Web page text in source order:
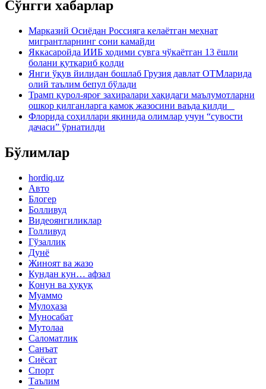
Сўнгги хабарлар
Марказий Осиёдан Россияга келаётган меҳнат
мигрантларнинг сони камайди
Яккасаройда ИИБ ходими сувга чўкаётган 13 ёшли
болани қутқариб қолди
Янги ўқув йилидан бошлаб Грузия давлат ОТМларида
олий таълим бепул бўлади
Трамп қурол-яроғ захиралари ҳақидаги маълумотларни
ошкор қилганларга қамоқ жазосини ваъда қилди
Флорида соҳиллари яқинида олимлар учун “сувости
дачаси” ўрнатилди
Бўлимлар
hordiq.uz
Авто
Блогер
Болливуд
Видеоянгиликлар
Голливуд
Гўзаллик
Дунё
Жиноят ва жазо
Кундан кун… афзал
Қонун ва ҳуқуқ
Муаммо
Мулоҳаза
Муносабат
Мутолаа
Саломатлик
Санъат
Сиёсат
Спорт
Таълим